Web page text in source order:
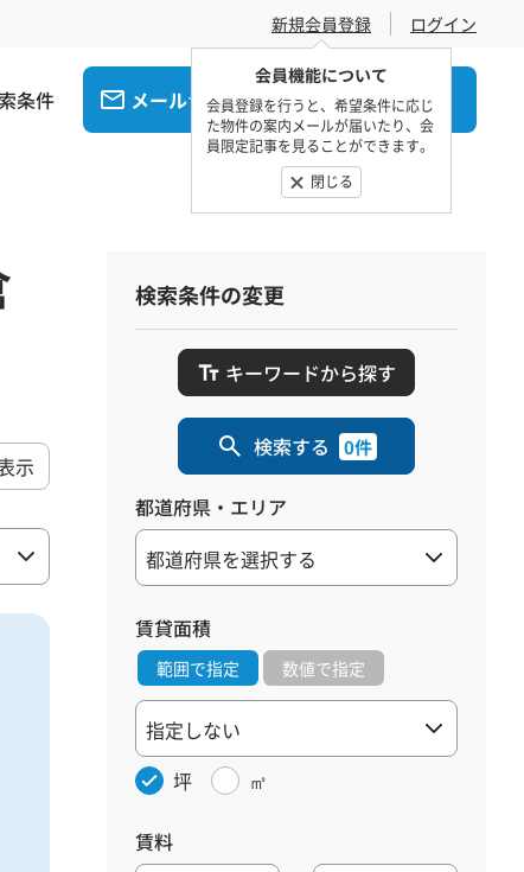
新規会員登録
会員機能について
会員登録を行うと、希望条件に応じ
た物件の案内メールが届いたり、会
員限定記事を見ることができます。
閉じる
ログイン
条件 メールでお問合せ 電話でお問合せ
示
検索条件の変更
キーワードから探す
検索する 0件
都道府県・エリア
賃貸面積
範囲で指定 数値で指定
坪 ㎡
賃料